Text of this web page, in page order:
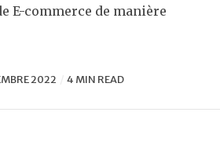
E-commerce de manière
2022 4 MIN READ